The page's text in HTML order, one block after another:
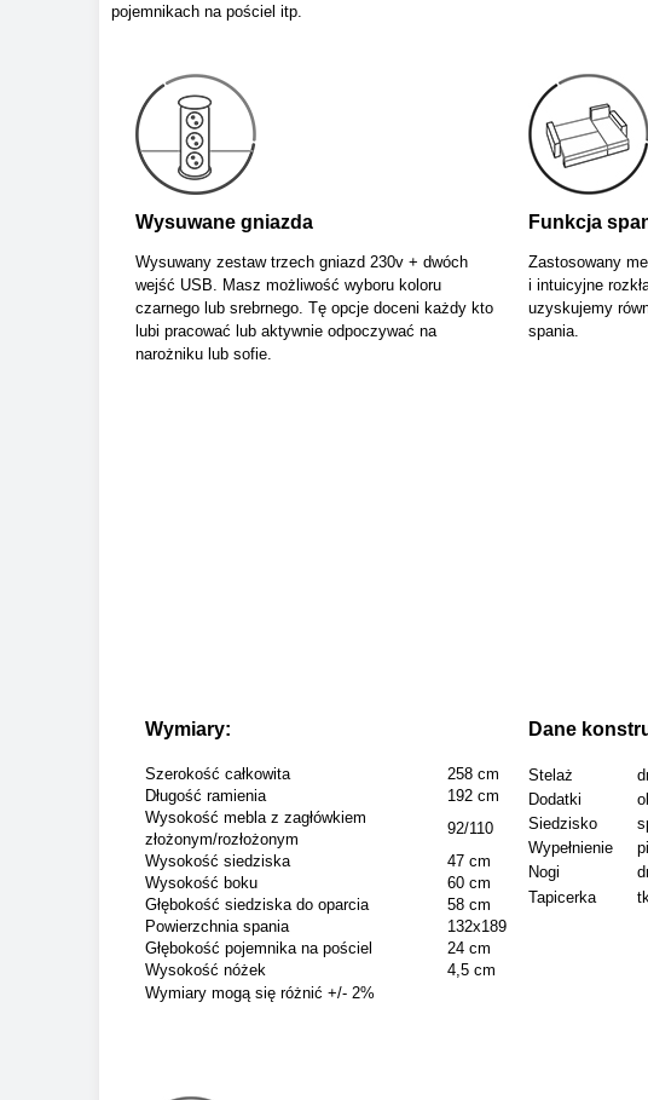
pojemnikach na pościel itp.
Wysuwane gniazda
Wysuwany zestaw trzech gniazd 230v + dwóch
wejść USB. Masz możliwość wyboru koloru
czarnego lub srebrnego. Tę opcje doceni każdy kto
lubi pracować lub aktywnie odpoczywać na
narożniku lub sofie.
Funkcja
Zastosowany
i intuicyjne
uzyskujemy
spania.
Wymiary:
Szerokość całkowita
258 cm
Długość ramienia
192 cm
Wysokość mebla z zagłówkiem
złożonym/rozłożonym
92/110
Wysokość siedziska
47 cm
Wysokość boku
60 cm
Głębokość siedziska do oparcia
58 cm
Powierzchnia spania
132x189
Głębokość pojemnika na pościel
24 cm
Wysokość nóżek
4,5 cm
Wymiary mogą się różnić +/- 2%
Dane
Stelaż
Dodatki
Siedzisko
Wypełnienie
Nogi
Tapicerka